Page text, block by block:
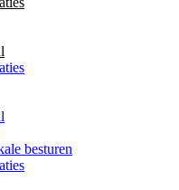
besturen